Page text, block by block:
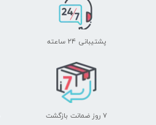
پشتیبانی ۲۴ ساعته
۷ روز ضمانت بازگشت